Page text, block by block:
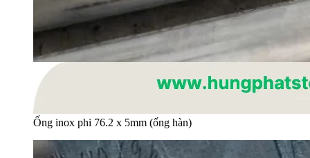
Ống inox phi 76.2 x 5mm (ống hàn)